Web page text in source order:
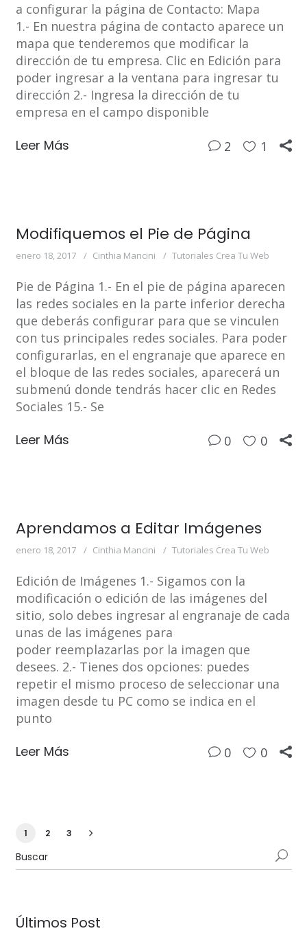
a configurar la página de Contacto: Mapa
1.- En nuestra página de contacto aparece un
mapa que tenderemos que modificar la
dirección de tu empresa. Clic en Edición para
poder ingresar a la ventana para ingresar tu
dirección 2.- Ingresa la dirección de tu
empresa en el campo disponible
Leer Más 2 1
Modifiquemos el Pie de Página
enero 18, 2017 Cinthia Mancini Tutoriales Crea Tu Web
Pie de Página 1.- En el pie de página aparecen
las redes sociales en la parte inferior derecha
que deberás configurar para que se vinculen
con tus principales redes sociales. Para poder
configurarlas, en el engranaje que aparece en
el bloque de las redes sociales, aparecerá un
submenú donde tendrás hacer clic en Redes
Sociales 15.- Se
Leer Más 0 0
Aprendamos a Editar Imágenes
enero 18, 2017 Cinthia Mancini Tutoriales Crea Tu Web
Edición de Imágenes 1.- Sigamos con la
modificación o edición de las imágenes del
sitio, solo debes ingresar al engranaje de cada
unas de las imágenes para
poder reemplazarlas por la imagen que
desees. 2.- Tienes dos opciones: puedes
repetir el mismo proceso de seleccionar una
imagen desde tu PC como se indica en el
punto
Leer Más 0 0
1 2 3
Últimos Post